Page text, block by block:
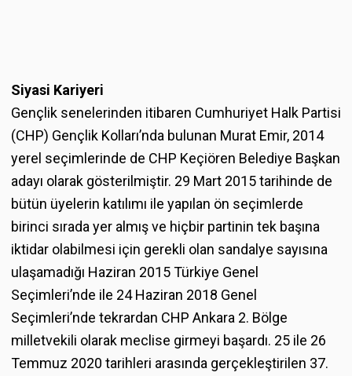
Siyasi Kariyeri
Gençlik senelerinden itibaren Cumhuriyet Halk Partisi
(CHP) Gençlik Kolları’nda bulunan Murat Emir, 2014
yerel seçimlerinde de CHP Keçiören Belediye Başkan
adayı olarak gösterilmiştir. 29 Mart 2015 tarihinde de
bütün üyelerin katılımı ile yapılan ön seçimlerde
birinci sırada yer almış ve hiçbir partinin tek başına
iktidar olabilmesi için gerekli olan sandalye sayısına
ulaşamadığı Haziran 2015 Türkiye Genel
Seçimleri’nde ile 24 Haziran 2018 Genel
Seçimleri’nde tekrardan CHP Ankara 2. Bölge
milletvekili olarak meclise girmeyi başardı. 25 ile 26
Temmuz 2020 tarihleri arasında gerçekleştirilen 37.